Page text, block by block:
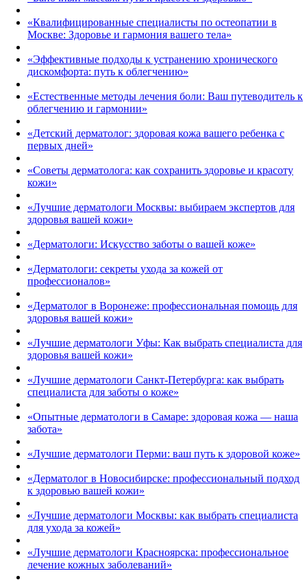
«Квалифицированные специалисты по остеопатии в
Москве: Здоровье и гармония вашего тела»
«Эффективные подходы к устранению хронического
дискомфорта: путь к облегчению»
«Естественные методы лечения боли: Ваш путеводитель к
облегчению и гармонии»
«Детский дерматолог: здоровая кожа вашего ребенка с
первых дней»
«Советы дерматолога: как сохранить здоровье и красоту
кожи»
«Лучшие дерматологи Москвы: выбираем экспертов для
здоровья вашей кожи»
«Дерматологи: Искусство заботы о вашей коже»
«Дерматологи: секреты ухода за кожей от
профессионалов»
«Дерматолог в Воронеже: профессиональная помощь для
здоровья вашей кожи»
«Лучшие дерматологи Уфы: Как выбрать специалиста для
здоровья вашей кожи»
«Лучшие дерматологи Санкт-Петербурга: как выбрать
специалиста для заботы о коже»
«Опытные дерматологи в Самаре: здоровая кожа — наша
забота»
«Лучшие дерматологи Перми: ваш путь к здоровой коже»
«Дерматолог в Новосибирске: профессиональный подход
к здоровью вашей кожи»
«Лучшие дерматологи Москвы: как выбрать специалиста
для ухода за кожей»
«Лучшие дерматологи Красноярска: профессиональное
лечение кожных заболеваний»